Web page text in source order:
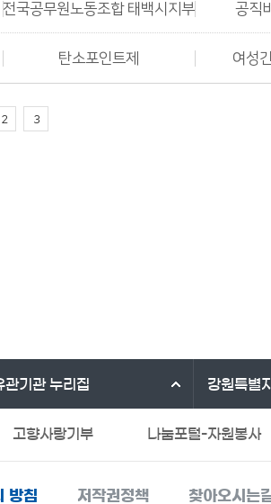
전국공무원노동조합 태백시지부 공직
탄소포인트제 여성
2 3
관기관누리집 강원특별
고향사랑기부 나눔포털-자원봉사
방침 저작권정책 찾아오시는